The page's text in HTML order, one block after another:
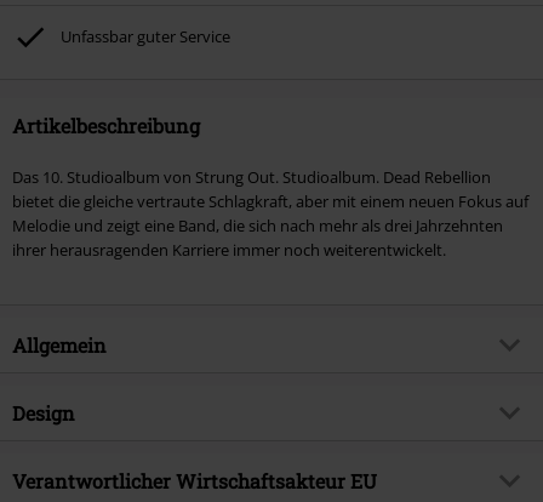
Unfassbar guter Service
Artikelbeschreibung
Das 10. Studioalbum von Strung Out. Studioalbum. Dead Rebellion
bietet die gleiche vertraute Schlagkraft, aber mit einem neuen Fokus auf
Melodie und zeigt eine Band, die sich nach mehr als drei Jahrzehnten
ihrer herausragenden Karriere immer noch weiterentwickelt.
Allgemein
Artikelnummer:
Musikgenre
Punkrock
Design
Produkt-Typ
CD
Verantwortlicher Wirtschaftsakteur EU